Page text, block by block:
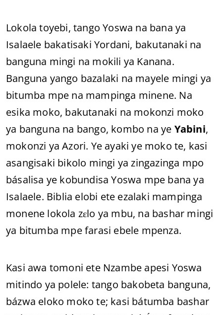
Lokola toyebi, tango Yoswa na bana ya
Isalaele bakatisaki Yordani, bakutanaki na
banguna mingi na mokili ya Kanana.
Banguna yango bazalaki na mayele mingi ya
bitumba mpe na mampinga minene. Na
esika moko, bakutanaki na mokonzi moko
ya banguna na bango, kombo na ye Yabini,
mokonzi ya Azori. Ye ayaki ye moko te, kasi
asangisaki bikolo mingi ya zingazinga mpo
básalisa ye kobundisa Yoswa mpe bana ya
Isalaele. Biblia elobi ete ezalaki mampinga
monene lokola zɛlo ya mbu, na bashar mingi
ya bitumba mpe farasi ebele mpenza.
Kasi awa tomoni ete Nzambe apesi Yoswa
mitindo ya polele: tango bakobeta banguna,
bázwa eloko moko te; kasi bátumba bashar